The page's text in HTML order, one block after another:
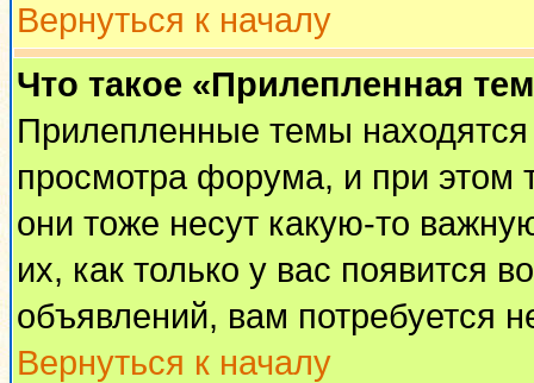
Вернуться к началу
Что такое «Прилепленная
Прилепленные темы
просмотра форума, и при этом
они тоже несут какую-то
их, как только у вас появится
объявлений, вам потребуется
Вернуться к началу